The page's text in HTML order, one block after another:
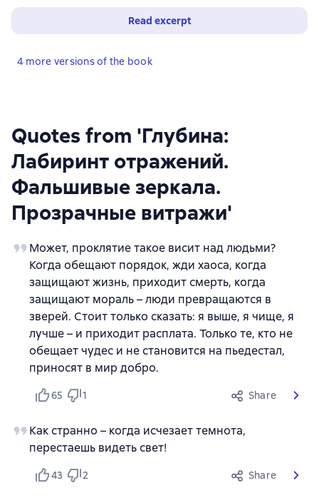
Quotes from 'Глубина:
Лабиринт отражений.
Фальшивые зеркала.
Прозрачные витражи'
Может, проклятие такое висит над людьми?
Когда обещают порядок, жди хаоса, когда
защищают жизнь, приходит смерть, когда
защищают мораль – люди превращаются в
зверей. Стоит только сказать: я выше, я чище, я
лучше – и приходит расплата. Только те, кто не
обещает чудес и не становится на пьедестал,
приносят в мир добро.
65 1 Share
Как странно – когда исчезает темнота,
перестаешь видеть свет!
43 2 Share
Read excerpt
4 more versions of the book